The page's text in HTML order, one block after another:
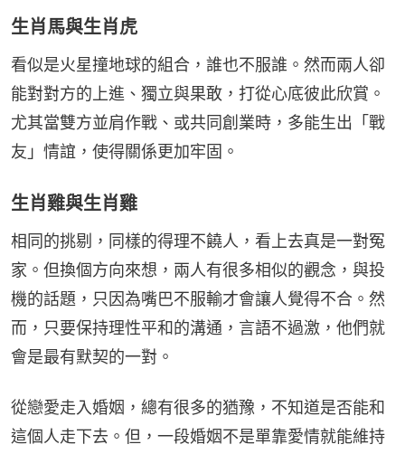
生肖馬與生肖虎
看似是火星撞地球的組合，誰也不服誰。然而兩人卻
能對對方的上進、獨立與果敢，打從心底彼此欣賞。
尤其當雙方並肩作戰、或共同創業時，多能生出「戰
友」情誼，使得關係更加牢固。
生肖雞與生肖雞
相同的挑剔，同樣的得理不饒人，看上去真是一對冤
家。但換個方向來想，兩人有很多相似的觀念，與投
機的話題，只因為嘴巴不服輸才會讓人覺得不合。然
而，只要保持理性平和的溝通，言語不過激，他們就
會是最有默契的一對。
從戀愛走入婚姻，總有很多的猶豫，不知道是否能和
這個人走下去。但，一段婚姻不是單靠愛情就能維持